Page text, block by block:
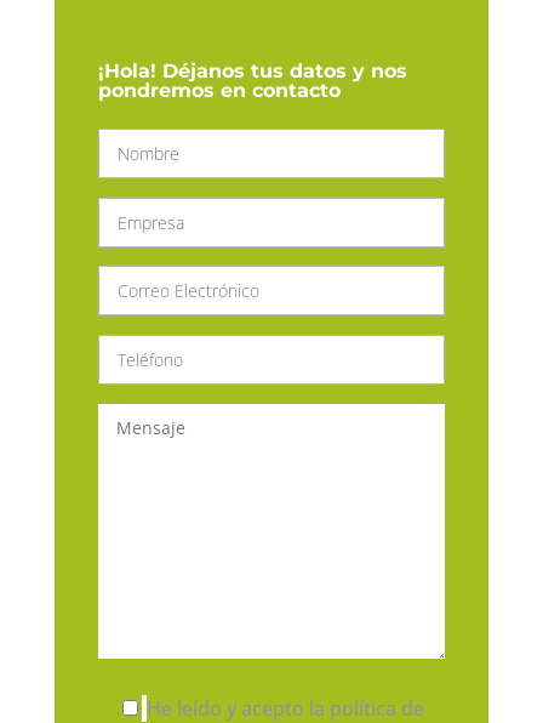
¡Hola! Déjanos tus datos y nos
pondremos en contacto
He leído y acepto la política de